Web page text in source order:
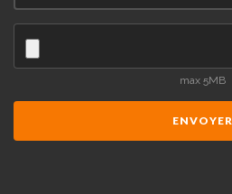
max 5MB
ENVOYER